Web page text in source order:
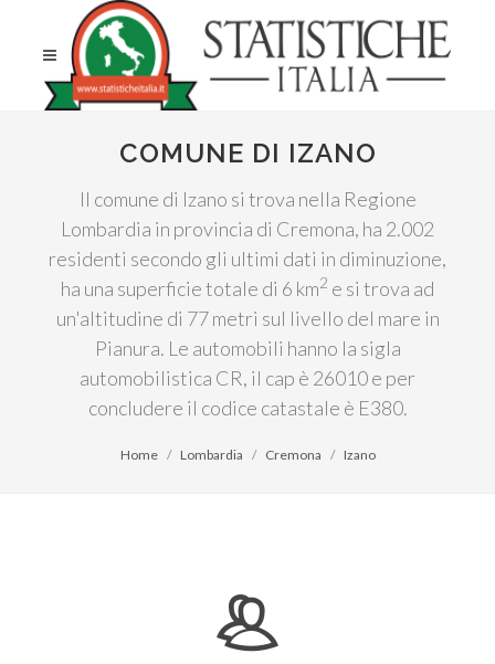
COMUNE DI IZANO
Il comune di Izano si trova nella Regione
Lombardia in provincia di Cremona, ha 2.002
residenti secondo gli ultimi dati in diminuzione,
ha una superficie totale di 6 km2 e si trova ad
un'altitudine di 77 metri sul livello del mare in
Pianura. Le automobili hanno la sigla
automobilistica CR, il cap è 26010 e per
concludere il codice catastale è E380.
Home Lombardia Cremona Izano